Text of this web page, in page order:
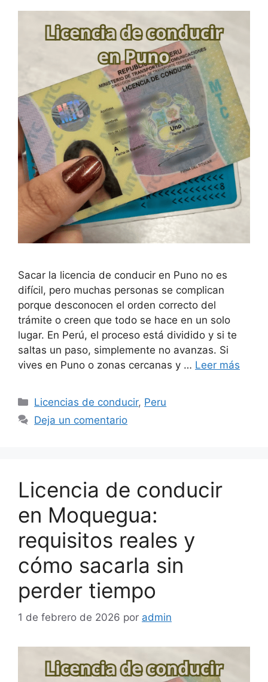
Sacar la licencia de conducir en Puno no es
difícil, pero muchas personas se complican
porque desconocen el orden correcto del
trámite o creen que todo se hace en un solo
lugar. En Perú, el proceso está dividido y si te
saltas un paso, simplemente no avanzas. Si
vives en Puno o zonas cercanas y … Leer más
Categorías
Licencias de conducir, Peru
Deja un comentario
Licencia de conducir
en Moquegua:
requisitos reales y
cómo sacarla sin
perder tiempo
1 de febrero de 2026 por admin